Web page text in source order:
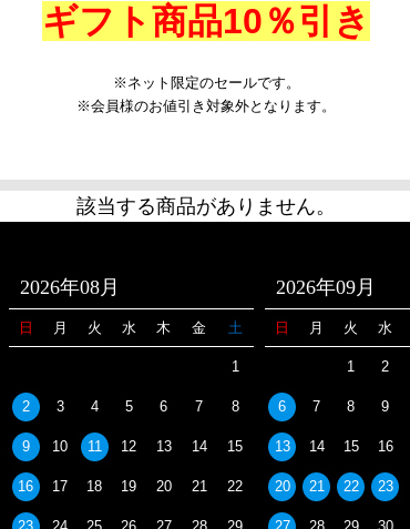
ギフト商品10％引き
※ネット限定のセールです。
※会員様のお値引き対象外となります。
該当する商品がありません。
2026年08月
日 月 火 水 木 金 土
1
2 3 4 5 6 7 8
9 10 11 12 13 14 15
16 17 18 19 20 21 22
2026年09月
日 月 火 水
1 2
6 7 8 9
13 14 15 16
20 21 22 23